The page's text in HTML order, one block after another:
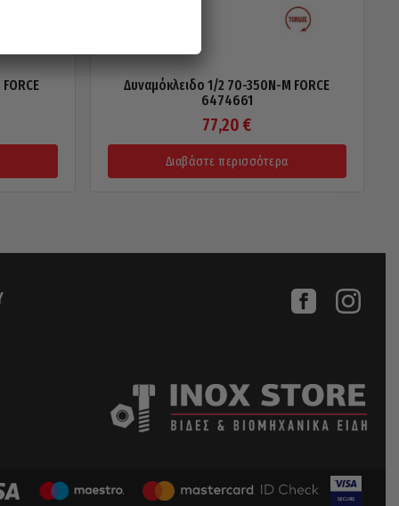
Δυναμόκλειδο 1/2 70-350N-M FORCE
6474661
77,20 €
Διαβάστε περισσότερα